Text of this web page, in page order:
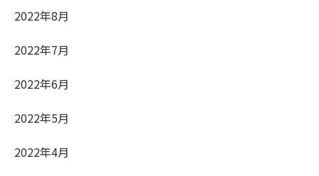
2022年8月
2022年7月
2022年6月
2022年5月
2022年4月